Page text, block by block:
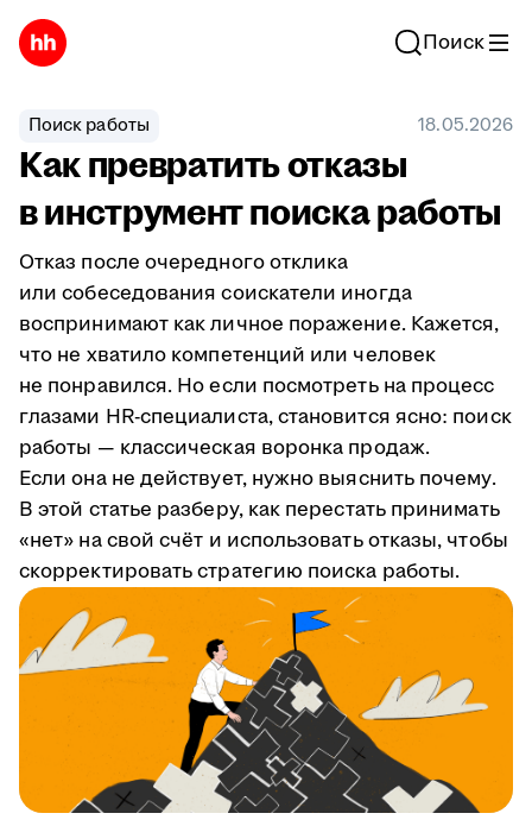
Поиск
Поиск работы 18.05.2026
Как превратить отказы
в инструмент поиска работы
Отказ после очередного отклика
или собеседования соискатели иногда
воспринимают как личное поражение. Кажется,
что не хватило компетенций или человек
не понравился. Но если посмотреть на процесс
глазами HR-специалиста, становится ясно: поиск
работы — классическая воронка продаж.
Если она не действует, нужно выяснить почему.
В этой статье разберу, как перестать принимать
«нет» на свой счёт и использовать отказы, чтобы
скорректировать стратегию поиска работы.